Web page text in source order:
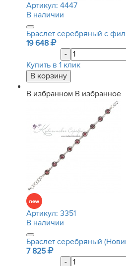
Артикул: 4447
В наличии
Браслет серебряный с
19 648
-
Купить в 1 клик
В избранном В избранное
Артикул: 3351
В наличии
Браслет серебряный
7 825
-